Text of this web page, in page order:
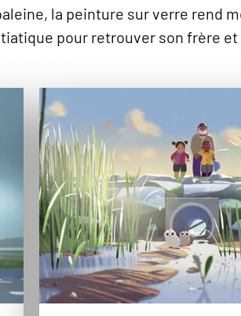
la peinture sur verre
pour retrouver son frère